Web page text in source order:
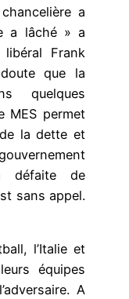
a
a lâché » a
libéral Frank
que la
quelques
MES permet
la dette et
défaite de
sans appel.
l’Italie et
équipes
A